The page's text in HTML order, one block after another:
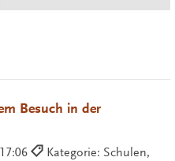
Besuch in der
Kategorie: Schulen,